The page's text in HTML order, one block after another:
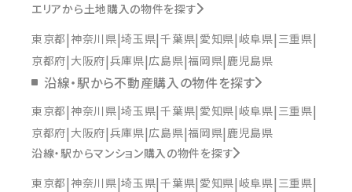
エリアから土地購入の物件を探す
東京都 神奈川県 埼玉県 千葉県 愛知県 岐阜県 三重県
京都府 大阪府 兵庫県 広島県 福岡県 鹿児島県
沿線・駅から不動産購入の物件を探す
東京都 神奈川県 埼玉県 千葉県 愛知県 岐阜県 三重県
京都府 大阪府 兵庫県 広島県 福岡県 鹿児島県
沿線・駅からマンション購入の物件を探す
東京都 神奈川県 埼玉県 千葉県 愛知県 岐阜県 三重県